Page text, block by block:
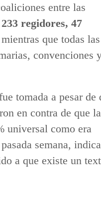
entre las
regidores, 47
mientras que todas las
convenciones
tomada a pesar de
en contra de que la
universal como era
semana,
a que existe un